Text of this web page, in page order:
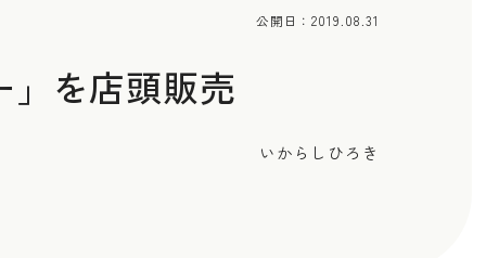
公開日：2019.08.31
」を店頭販売
いからしひろき